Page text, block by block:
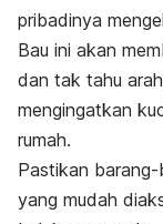
pribadinya
Bau ini akan
dan tak tahu
mengingatkan
rumah.
Pastikan
yang mudah